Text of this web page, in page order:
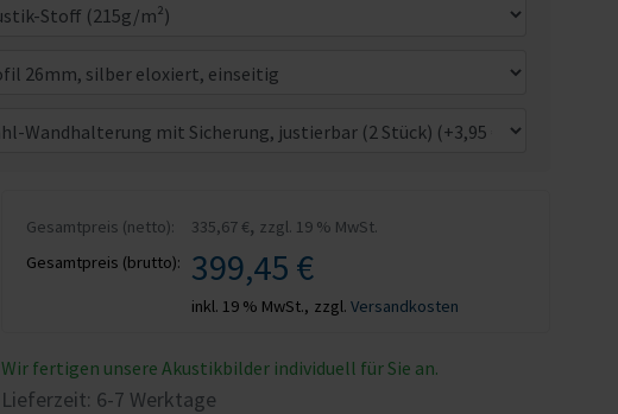
Gesamtpreis (netto): 335,67 €, zzgl. 19 % MwSt.
Gesamtpreis (brutto):
399,45 €
inkl. 19 % MwSt., zzgl. Versandkosten
Wir fertigen unsere Akustikbilder individuell für Sie an.
Lieferzeit: 6-7 Werktage